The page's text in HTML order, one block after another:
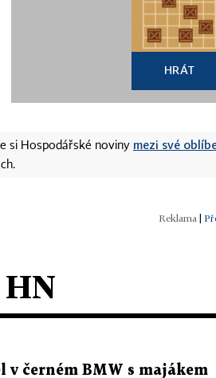
HRÁT
si Hospodářské noviny mezi své
|
v černém BMW s majákem